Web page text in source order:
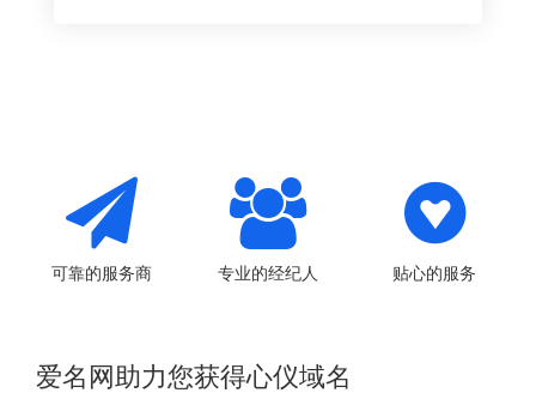
可靠的服务商 专业的经纪人 贴心的服务
爱名网助力您获得心仪域名